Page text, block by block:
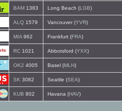
BAM 1383 Long Beach (LGB)
ALQ 1579 Vancouver (YVR)
MIA 962 Frankfurt (FRA)
RC 1021 Abbotsford (YXX)
OK2 4005 Basel (MLH)
SK 3082 Seattle (SEA)
KUB 802 Havana (HAV)